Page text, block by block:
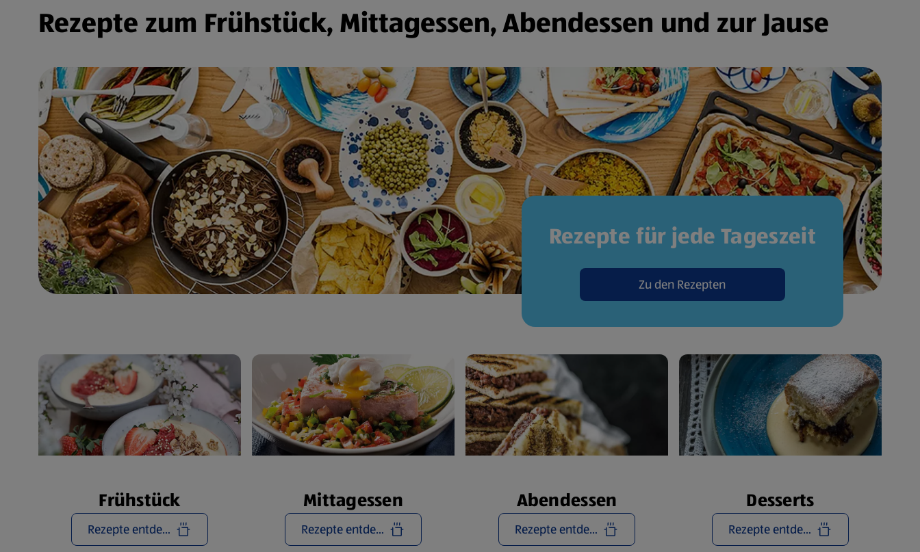
Rezepte zum Frühstück, Mittagessen, Abendessen und zur Jause
Rezepte für jede Tageszeit
Zu den Rezepten
Frühstück
Rezepte entdecken
Mittagessen
Rezepte entdecken
Abendessen
Rezepte entdecken
Desserts
Rezepte entdecken